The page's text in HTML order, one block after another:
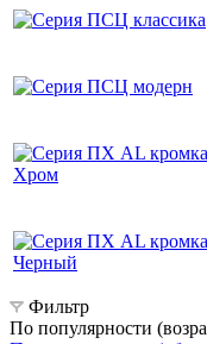
Фильтр
По популярности